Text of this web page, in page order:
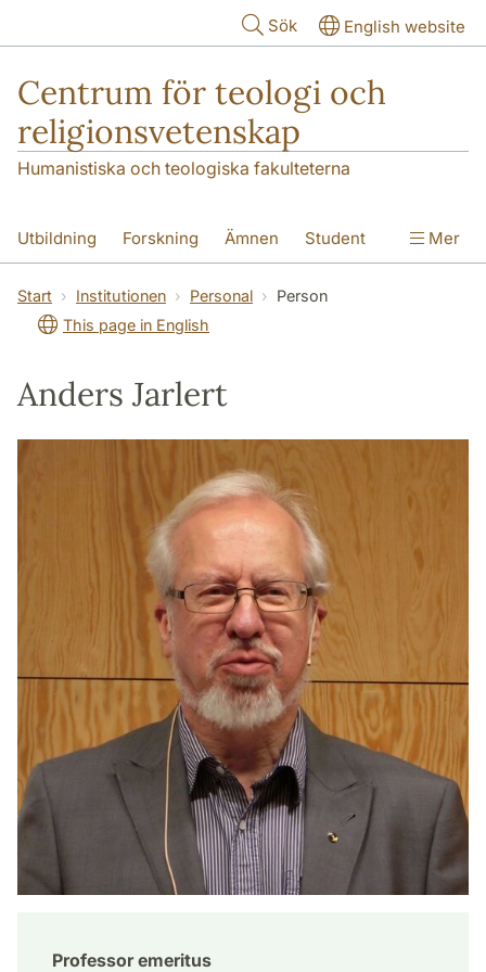
Sök English website
Centrum för teologi och
religionsvetenskap
Humanistiska och teologiska fakulteterna
Utbildning Forskning Ämnen Student
Institutionen
Mer
Start Institutionen Personal
Person
This page in English
Anders Jarlert
Professor emeritus